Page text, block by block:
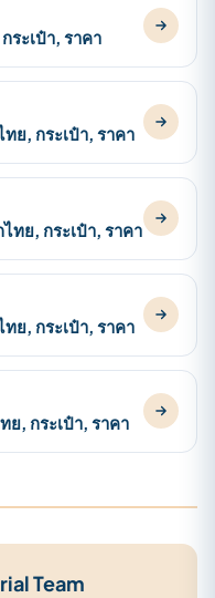
ระเป๋า, ราคา
ย, กระเป๋า, ราคา
ทย, กระเป๋า, ราคา
ย, กระเป๋า, ราคา
, กระเป๋า, ราคา
Team